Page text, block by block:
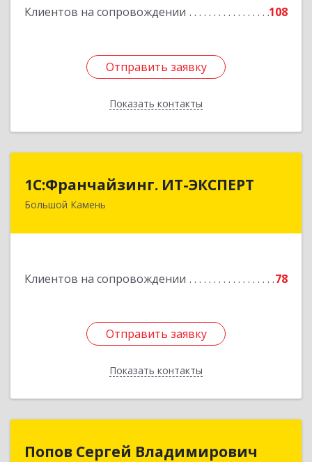
Клиентов на сопровождении 108
Отправить заявку
Показать контакты
Отправить заявку
Назад
1С:Франчайзинг. ИТ-ЭКСПЕРТ
Большой Камень
Клиентов на сопровождении 78
Отправить заявку
Показать контакты
1С:Франчайзинг. ИТ-ЭКСПЕРТ
692806, Приморский край, Большой Камень г,
Отправить заявку
Назад
Попов Сергей Владимирович
Попов Сергей Владимирович